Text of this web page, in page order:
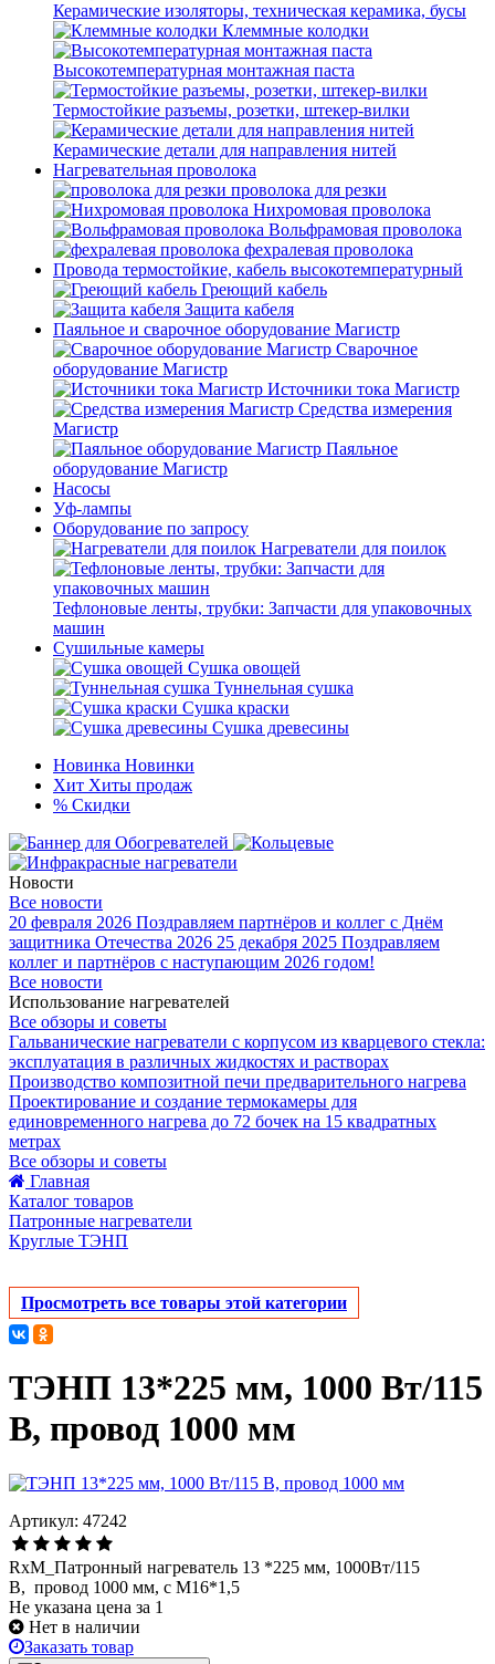
Керамические изоляторы, техническая керамика, бусы
Клеммные колодки
Высокотемпературная монтажная паста
Термостойкие разъемы, розетки, штекер-вилки
Керамические детали для направления нитей
Нагревательная проволока
проволока для резки
Нихромовая проволока
Вольфрамовая проволока
фехралевая проволока
Провода термостойкие, кабель высокотемпературный
Греющий кабель
Защита кабеля
Паяльное и сварочное оборудование Магистр
Сварочное
оборудование Магистр
Источники тока Магистр
Средства измерения
Магистр
Паяльное
оборудование Магистр
Насосы
Уф-лампы
Оборудование по запросу
Нагреватели для поилок
Тефлоновые ленты, трубки: Запчасти для упаковочных
машин
Сушильные камеры
Сушка овощей
Туннельная сушка
Сушка краски
Сушка древесины
Новинка Новинки
Хит Хиты продаж
% Скидки
Новости
Все новости
20 февраля 2026 Поздравляем партнёров и коллег с Днём
защитника Отечества 2026 25 декабря 2025 Поздравляем
коллег и партнёров с наступающим 2026 годом!
Все новости
Использование нагревателей
Все обзоры и советы
Гальванические нагреватели с корпусом из кварцевого стекла:
эксплуатация в различных жидкостях и растворах
Производство композитной печи предварительного нагрева
Проектирование и создание термокамеры для
единовременного нагрева до 72 бочек на 15 квадратных
метрах
Все обзоры и советы
Главная
Каталог товаров
Патронные нагреватели
Круглые ТЭНП
Просмотреть все товары этой категории
ТЭНП 13*225 мм, 1000 Вт/115
В, провод 1000 мм
Артикул: 47242
RxM_Патронный нагреватель 13 *225 мм, 1000Вт/115
В, провод 1000 мм, с M16*1,5
Не указана цена за 1
Нет в наличии
Заказать товар